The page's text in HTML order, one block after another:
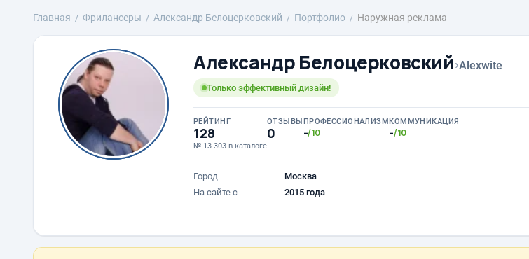
Главная Фрилансеры Александр Белоцерковский Портфолио Наружная реклама
Александр Белоцерковский›Alexwite
Только эффективный дизайн!
РЕЙТИНГ
128
№ 13 303 в каталоге
ОТЗЫВЫ
0
ПРОФЕССИОНАЛИЗМ
-/10
КОММУНИКАЦИЯ
-/10
Город
Москва
На сайте с
2015 года